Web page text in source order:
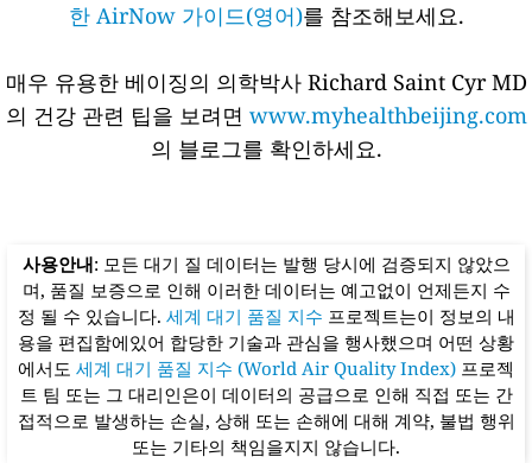
한 AirNow 가이드(영어)를 참조해보세요.
매우 유용한 베이징의 의학박사 Richard Saint Cyr MD
의 건강 관련 팁을 보려면 www.myhealthbeijing.com
의 블로그를 확인하세요.
사용안내: 모든 대기 질 데이터는 발행 당시에 검증되지 않았으
며, 품질 보증으로 인해 이러한 데이터는 예고없이 언제든지 수
정 될 수 있습니다. 세계 대기 품질 지수 프로젝트는이 정보의 내
용을 편집함에있어 합당한 기술과 관심을 행사했으며 어떤 상황
에서도 세계 대기 품질 지수 (World Air Quality Index) 프로젝
트 팀 또는 그 대리인은이 데이터의 공급으로 인해 직접 또는 간
접적으로 발생하는 손실, 상해 또는 손해에 대해 계약, 불법 행위
또는 기타의 책임을지지 않습니다.